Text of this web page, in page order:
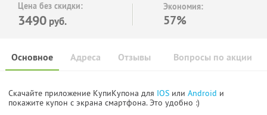
Цена без скидки:
3490 руб.
Экономия:
57%
Основное Отзывы Вопросы по акции
Адреса
Скачайте приложение КупиКупона для IOS или Android и
покажите купон с экрана смартфона. Это удобно :)